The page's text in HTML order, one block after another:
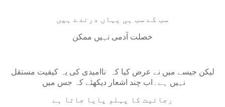
سب کے سب ہی یہاں درندے ہیں
خصلت آدمی نہیں ممکن
لیکن جیسے میں نے عرض کیا کہ ناامیدی کی یہ کیفیت مستقل
نہیں ہے۔اب چند اشعار دیکھئے کہ جس میں
رجائیت کا پہلو پایا جاتا ہے